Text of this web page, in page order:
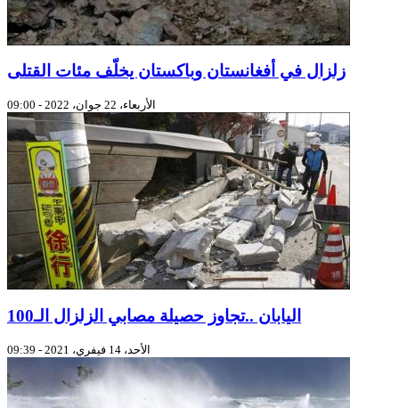
زلزال في أفغانستان وباكستان يخلّف مئات القتلى
الأربعاء، 22 جوان، 2022 - 09:00
اليابان ..تجاوز حصيلة مصابي الزلزال الـ100
الأحد، 14 فيفري، 2021 - 09:39